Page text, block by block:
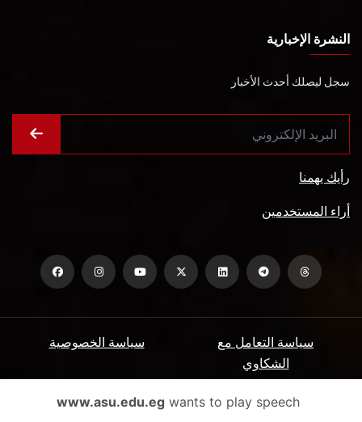
النشرة الإخبارية
سجل ليصلك أحدث الأخبار
رأيك يهمنا
أراء المستخدمين
سياسة الخصوصية
سياسة التعامل مع
الشكاوي
الأسئلة الشائعة ميثاق المتعاملين www.asu.edu.egwants to play speech